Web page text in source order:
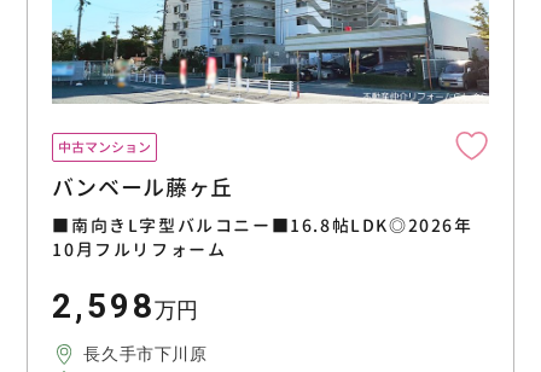
中古マンション
バンベール藤ヶ丘
■南向きL字型バルコニー■16.8帖LDK◎2026年
10月フルリフォーム
2,598万円
長久手市下川原